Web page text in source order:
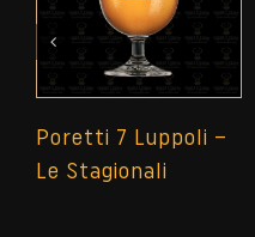
Poretti 7 Luppoli –
Le Stagionali